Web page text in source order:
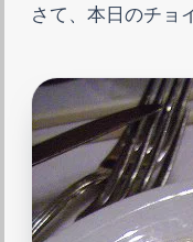
さて、本日のチョ